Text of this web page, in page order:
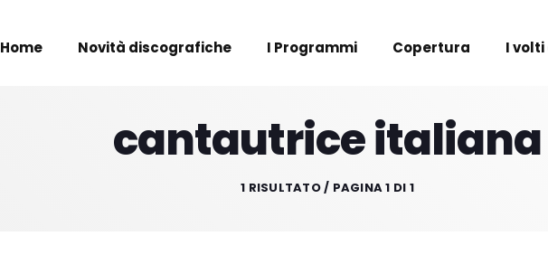
Home Novità discografiche I Programmi Copertura I volti
cantautrice italiana
1 RISULTATO / PAGINA 1 DI 1